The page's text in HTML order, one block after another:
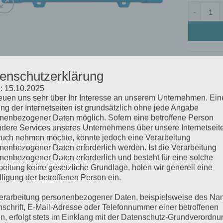
ZUSÄTZLICHE INFORMATIONEN
lassen sich Haushaltsgeräte -die 230 V/120 V
Batterien für „Freizeitanwendungen“ oder „Auto“-
verwendet.
PRODUKTE
15.10.2025
uns sehr über Ihr Interesse an unserem Unternehmen.
der Internetseiten ist grundsätzlich ohne jede Angabe
Daten möglich. Sofern eine betroffene Person
Services unseres Unternehmens über unsere
nehmen möchte, könnte jedoch eine Verarbeitung
Daten erforderlich werden. Ist die Verarbeitung
Daten erforderlich und besteht für eine solche
keine gesetzliche Grundlage, holen wir generell eine
der betroffenen Person ein.
personenbezogener Daten, beispielsweise des
E-Mail-Adresse oder Telefonnummer einer betroffenen
erfolgt stets im Einklang mit der Datenschutz-